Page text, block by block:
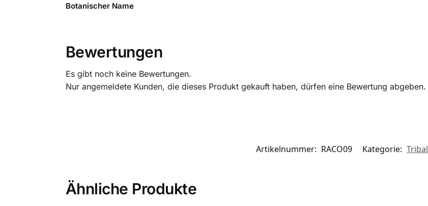
Botanischer Name
Bewertungen
Es gibt noch keine Bewertungen.
Nur angemeldete Kunden, die dieses Produkt gekauft haben, dürfen eine Bewertung abgeben.
Artikelnummer: RACO09 Kategorie: Tribal
Ähnliche Produkte